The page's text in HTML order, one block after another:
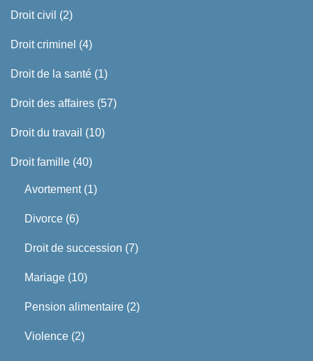
Droit civil (2)
Droit criminel (4)
Droit de la santé (1)
Droit des affaires (57)
Droit du travail (10)
Droit famille (40)
Avortement(1)
Divorce (6)
Droit de succession (7)
Mariage (10)
Pension alimentaire (2)
Violence (2)